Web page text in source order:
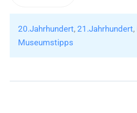
Hauptwerke
des
Musée
20.Jahrhundert, 21.Jahrhundert,
Museumstipps